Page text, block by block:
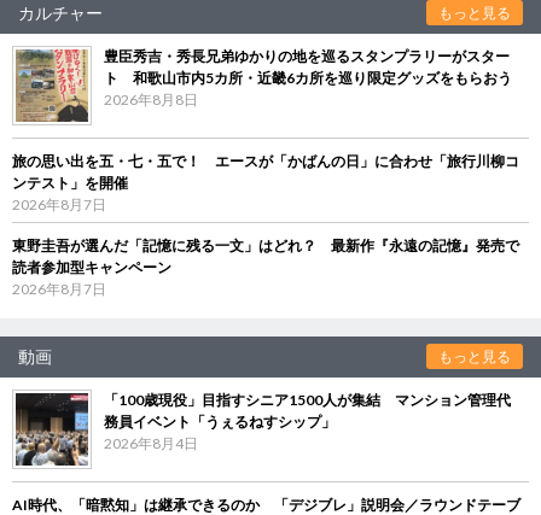
カルチャー もっと見る
豊臣秀吉・秀長兄弟ゆかりの地を巡るスタンプラリーがスター
ト 和歌山市内5カ所・近畿6カ所を巡り限定グッズをもらおう
2026年8月8日
旅の思い出を五・七・五で！ エースが「かばんの日」に合わせ「旅行川柳コ
ンテスト」を開催
2026年8月7日
東野圭吾が選んだ「記憶に残る一文」はどれ？ 最新作『永遠の記憶』発売で
読者参加型キャンペーン
2026年8月7日
動画 もっと見る
「100歳現役」目指すシニア1500人が集結 マンション管理代
務員イベント「うぇるねすシップ」
2026年8月4日
AI時代、「暗黙知」は継承できるのか 「デジブレ」説明会／ラウンドテーブ